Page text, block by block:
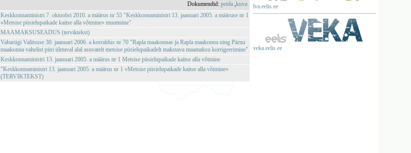
lva.eelis.ee
veka.eelis.ee
Dokumendid:peida ,kuva
Keskkonnaministri 7. oktoobri 2010. a määrus nr 55 "Keskkonnaministri 13. jaanuari 2005. a määruse nr 1
«Metsise püsielupaikade kaitse alla võtmine» muutmine"
MAAMAKSUSEADUS (terviktekst)
Vabariigi Valitsuse 30. jaanuari 2006. a korraldus nr 70 "Rapla maakonnas ja Rapla maakonna ning Pärnu
maakonna vahelist piiri ületaval alal asuvatelt metsise püsielupaikadelt makstava maamaksu korrigeerimine"
Keskkonnaministri 13. jaanuari 2005. a määrus nr 1 Metsise püsielupaikade kaitse alla võtmine
"Keskkonnaministri 13. jaanuari 2005. a määrus nr 1 «Metsise püsielupaikade kaitse alla võtmine»
(TERVIKTEKST)